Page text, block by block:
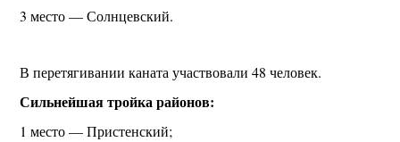
3 место — Солнцевский.
В перетягивании каната участвовали 48 человек.
Сильнейшая тройка районов:
1 место — Пристенский;